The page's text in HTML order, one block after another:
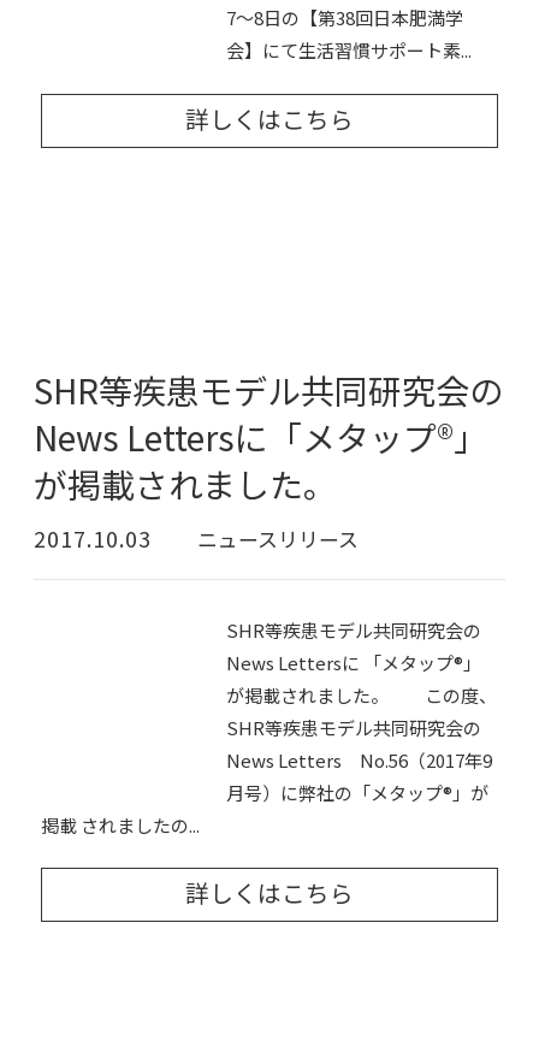
7～8日の【第38回日本肥満学
会】にて生活習慣サポート素...
詳しくはこちら
SHR等疾患モデル共同研究会の
News Lettersに「メタップ®」
が掲載されました。
2017.10.03 ニュースリリース
SHR等疾患モデル共同研究会の
News Lettersに 「メタップ®」
が掲載されました。 この度、
SHR等疾患モデル共同研究会の
News Letters No.56（2017年9
月号）に弊社の「メタップ®」が
掲載 されましたの...
詳しくはこちら